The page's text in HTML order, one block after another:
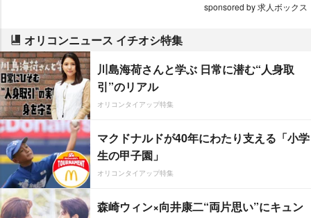
sponsored by 求人ボックス
オリコンニュース イチオシ特集
川島海荷さんと学ぶ 日常に潜む“人身取
引”のリアル
オリコンタイアップ特集
マクドナルドが40年にわたり支える「小学
生の甲子園」
オリコンタイアップ特集
森崎ウィン×向井康二“両片思い”にキュン